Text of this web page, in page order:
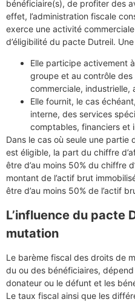
bénéficiaire(s), de profiter des
effet, l’administration fiscale
exerce une activité
d’éligibilité du pacte Dutreil.
Elle participe activement
groupe et au contrôle
commerciale, industrielle,
Elle fournit, le cas
interne, des services
comptables, financiers et
Dans le cas où seule une
est éligible, la part du chiffre
être d’au moins 50% du chiffre
montant de l’actif brut
être d’au moins 50% de l’actif
L’influence du pacte
mutation
Le barème fiscal des droits de
du ou des bénéficiaires,
donateur ou le défunt et les
Le taux fiscal ainsi que les